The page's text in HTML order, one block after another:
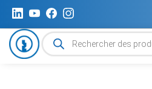
Recherche
de
produits